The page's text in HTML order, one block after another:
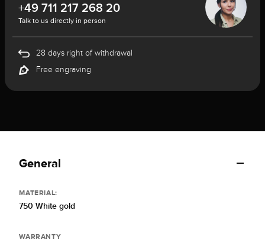
+49 711 217 268 20
Talk to us directly in person
28 days right of withdrawal
Free engraving
General
MATERIAL:
750 White gold
WARRANTY